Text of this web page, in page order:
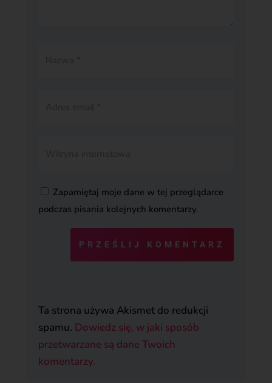
Zapamiętaj moje dane w tej przeglądarce
podczas pisania kolejnych komentarzy.
PRZEŚLIJ KOMENTARZ
Ta strona używa Akismet do redukcji
spamu. Dowiedz się, w jaki sposób
przetwarzane są dane Twoich
komentarzy.